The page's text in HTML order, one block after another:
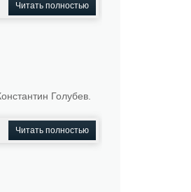
Читать полностью
Голубев.
Читать полностью